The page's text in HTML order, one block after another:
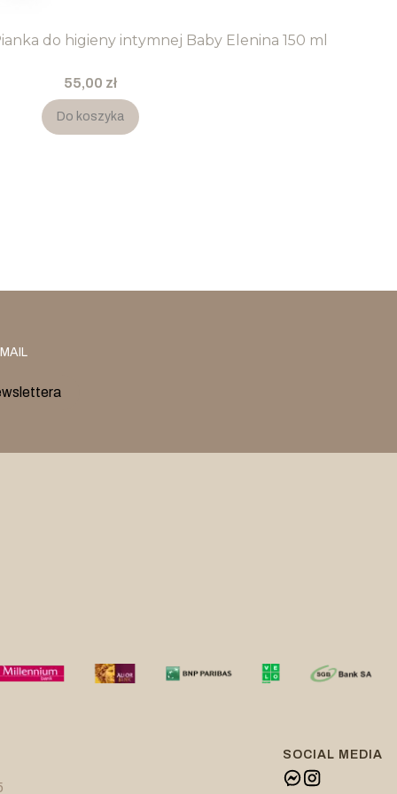
do higieny intymnej Baby Elenina 150 ml
Cena
55,00 zł
Do koszyka
SOCIAL MEDIA